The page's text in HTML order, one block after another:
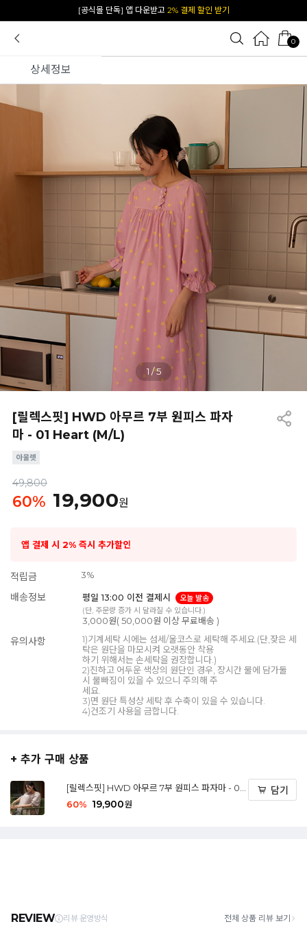
카카오 플친 추가하면1천원 즉시 할인 쿠폰
0
상세정보
1 /5
[릴렉스핏] HWD 아무르 7부 원피스 파자
마 - 01 Heart (M/L)
49,800
60% 19,900원
앱 결제 시 2% 즉시 추가할인
적립금 3%
배송정보 평일 13:00 이전 결제시
오늘 발송
(단, 주문량 증가 시 달라질 수 있습니다.)
3,000원( 50,000원 이상 무료배송 )
유의사항
1)기계세탁 시에는 섬세/울코스로 세탁해 주세요.(단,잦은 세
탁은 원단을 마모시켜 오랫동안 착용
하기 위해서는 손세탁을 권장합니다.)
2)진하고 어두운 색상의 원단인 경우, 장시간 물에 담가둘
시 물빠짐이 있을 수 있으니 주의해 주
세요.
3)면 원단 특성상 세탁 후 수축이 있을 수 있습니다.
4)건조기 사용을 금합니다.
+ 추가 구매 상품
[릴렉스핏] HWD 아무르 7부 원피스 파자마 - 02
Soft flower (M/L)
60% 19,900원
담기